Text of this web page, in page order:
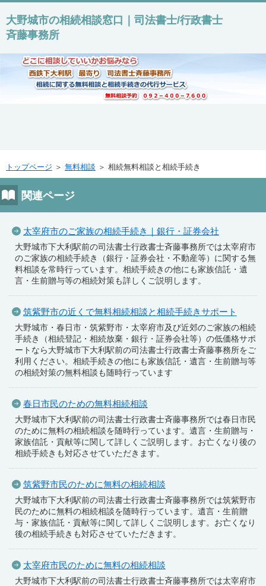
大野城市の相続相談窓口｜司法書士/行政書士
斉藤事務所
トップページ ＞ 無料相談 ＞ 相続無料相談と相続手続き
関連ページ
太宰府市のご家族の相続手続き｜銀行・証券会社
大野城市下大利駅前の司法書士行政書士斉藤事務所では太宰府市
のご家族の相続手続き（銀行・証券会社・不動産等）に関する無
料相談を常時行っています。相続手続きの他にも家族信託・遺
言・生前贈与等の相続対策も詳しくご説明します。
筑紫野市の近くで無料相続相談と相続手続きサポート
大野城市・春日市・筑紫野市・太宰府市及び近郊のご家族の相続
手続き（相続登記・相続放棄・銀行・証券会社等）の低価格サポ
ートなら大野城市下大利駅前の司法書士行政書士斉藤事務所をご
利用ください。相続手続きの他にも家族信託・遺言・生前贈与等
の相続対策の無料相談も随時行っています
春日市民のための無料相続相談
大野城市下大利駅前の司法書士行政書士斉藤事務所では春日市民
のために無料の相続相談を随時行っています。遺言・生前贈与・
家族信託・貢献等に関して詳しくご説明します。お亡くなり後の
相続手続きも対応させていただきます。
筑紫野市民のために無料の相続相談
大野城市下大利駅前の司法書士行政書士斉藤事務所では筑紫野市
民のために無料の相続相談を随時行っています。遺言・生前贈
与・家族信託・貢献等に関して詳しくご説明します。お亡くなり
後の相続手続きも対応させていただきます。
太宰府市民のために無料の相続相談
大野城市下大利駅前の司法書士行政書士斉藤事務所では太宰府市